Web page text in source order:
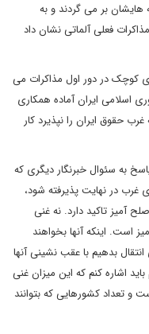
هایشان بر می گردند و به
فعلی آلماتی نشان داد
کوچک در دور اول مذاکرات می
اسلامی ایران آماده همکاری
حقوق ایران را نپذیرد کار
به سئوال خبرنگار دیگری که
سازی 20 درصد از سوی غرب در نهایت پذیرفته شود،
آمیز تاکید دارد. نه غنی
غیر صلح آمیز است. اینکه آنها بخواهند
بدهیم با عقب نشینی آنها
درصد را چه کنیم باید اشاره کنم که این میزان غنی
و تعداد کشورهایی که بتوانند